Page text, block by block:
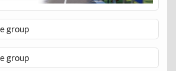
group
group